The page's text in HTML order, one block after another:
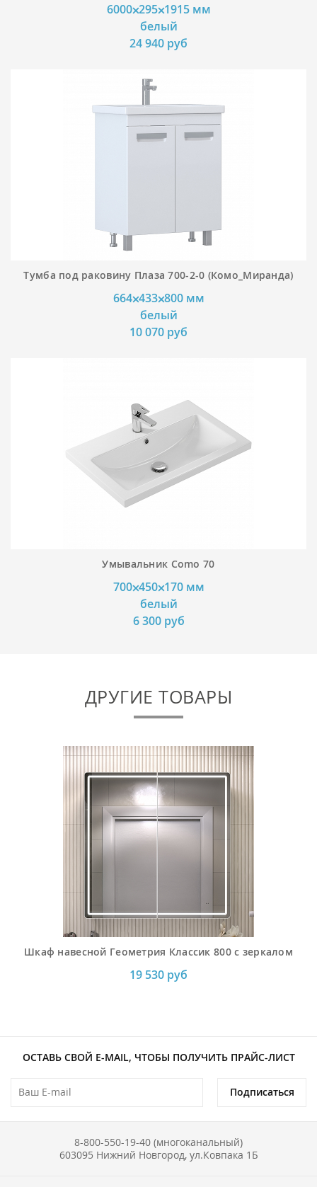
6000⨉295⨉1915 мм
белый
24 940 руб
Тумба под раковину Плаза 700-2-0 (Комо_Миранда)
664⨉433⨉800 мм
белый
10 070 руб
Умывальник Como 70
700⨉450⨉170 мм
белый
6 300 руб
ДРУГИЕ ТОВАРЫ
Шкаф навесной Геометрия Классик 800 с зеркалом
19 530 руб
ОСТАВЬ СВОЙ E-MAIL, ЧТОБЫ ПОЛУЧИТЬ ПРАЙС-ЛИСТ
Подписаться
8-800-550-19-40 (многоканальный)
603095 Нижний Новгород, ул.Ковпака 1Б